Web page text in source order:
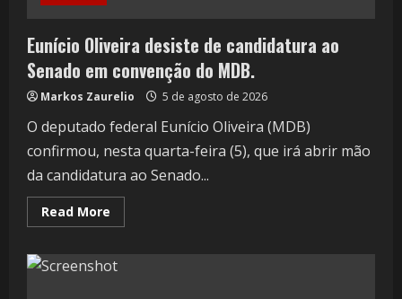
Eunício Oliveira desiste de candidatura ao
Senado em convenção do MDB.
Markos Zaurelio 5 de agosto de 2026
O deputado federal Eunício Oliveira (MDB)
confirmou, nesta quarta-feira (5), que irá abrir mão
da candidatura ao Senado...
Read More